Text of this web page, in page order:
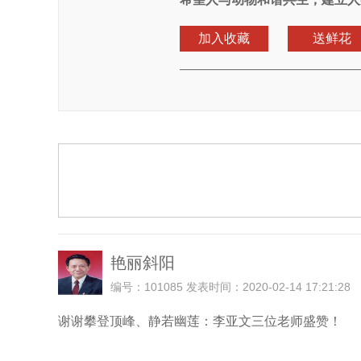
加入收藏 送鲜花
艳丽斜阳
编号：101085 发表时间：2020-02-14 17:21:28
谢谢攀登顶峰、静若幽莲：李亚文三位老师盛赞！